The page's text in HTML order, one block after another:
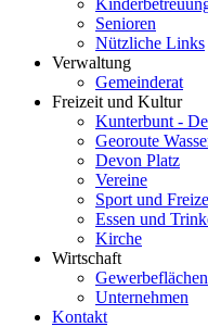
Senioren
Nützliche Links
Verwaltung
Gemeinderat
Freizeit und Kultur
Kunterbunt -
Georoute
Devon Platz
Vereine
Sport und
Essen und
Kirche
Wirtschaft
Gewerbeflächen
Unternehmen
Kontakt